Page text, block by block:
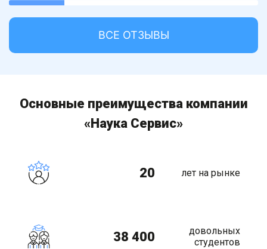
22.22222222222222%
completed
ВСЕ ОТЗЫВЫ
Основные преимущества компании
«Наука Сервис»
20 лет на рынке
38 400
довольных
студентов